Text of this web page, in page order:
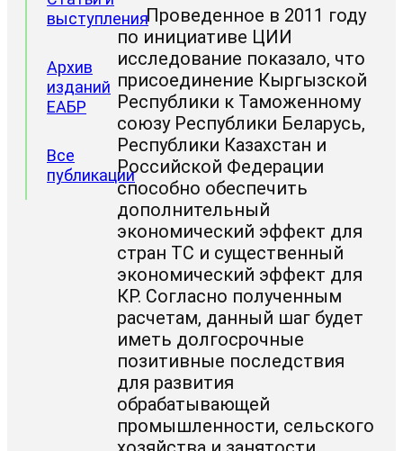
выступления
Архив
изданий
ЕАБР
Все
публикации
Проведенное в 2011 году
по инициативе ЦИИ
исследование показало, что
присоединение Кыргызской
Республики к Таможенному
союзу Республики Беларусь,
Республики Казахстан и
Российской Федерации
способно обеспечить
дополнительный
экономический эффект для
стран ТС и существенный
экономический эффект для
КР. Согласно полученным
расчетам, данный шаг будет
иметь долгосрочные
позитивные последствия
для развития
обрабатывающей
промышленности, сельского